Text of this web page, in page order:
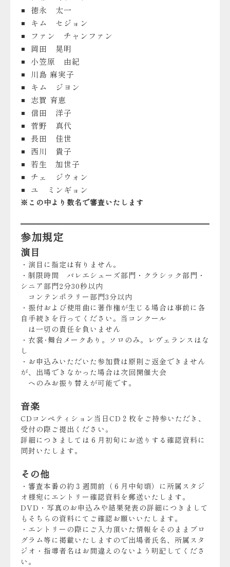
徳永 太一
キム セジョン
ファン チャンファン
岡田 晃明
小笠原 由紀
川島 麻実子
キム ジヨン
志賀 育恵
信田 洋子
菅野 真代
長田 佳世
西川 貴子
若生 加世子
チェ ジウォン
ユ ミンギョン
※この中より数名で審査いたします
参加規定
演目
・演目に指定は有りません。
・制限時間 バレエシューズ部門・クラシック部門・
シニア部門2分30秒以内
コンテンポラリー部門3分以内
・振付および使用曲に著作権が生じる場合は事前に各
自手続きを行ってください。当コンクール
は一切の責任を負いません
・衣裳･舞台メークあり。ソロのみ。レヴェランスはな
し
・お申込みいただいた参加費は原則ご返金できません
が、出場できなかった場合は次回開催大会
へのみお振り替えが可能です。
音楽
CDコンペティション当日CD２枚をご持参いただき、
受付の際ご提出ください。
詳細につきましては６月初旬にお送りする確認資料に
同封いたします。
その他
・審査本番の約３週間前（６月中旬頃）に所属スタジ
オ様宛にエントリー確認資料を郵送いたします。
DVD・写真のお申込みや結果発表の詳細につきまして
もそちらの資料にてご確認お願いいたします。
・エントリーの際にご入力頂いた情報をそのままプロ
グラム等に掲載いたしますので出場者氏名、所属スタ
ジオ・指導者名はお間違えのないよう明記してくださ
い。